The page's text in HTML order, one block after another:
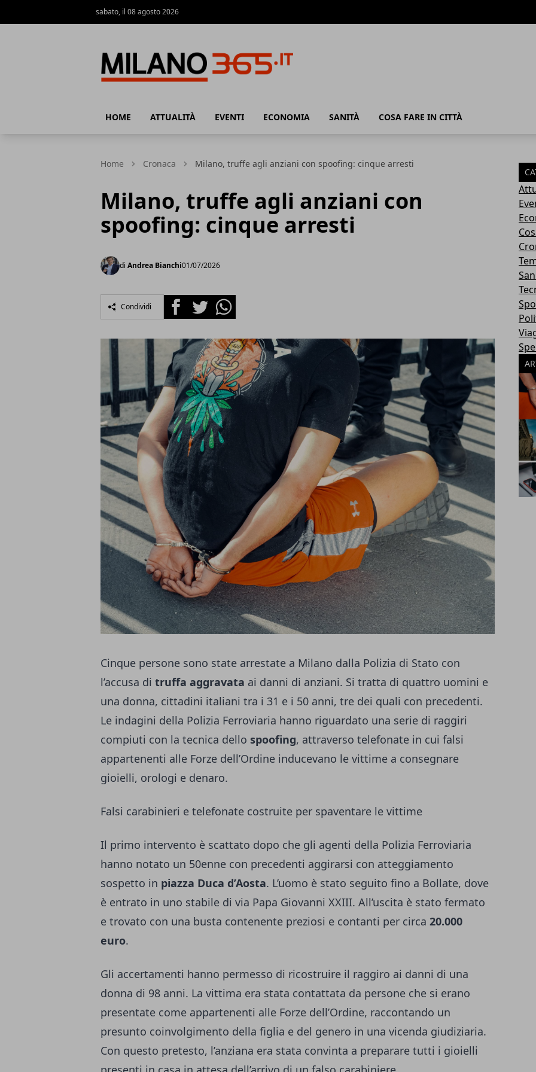
sabato, il 08 agosto 2026
HOME ATTUALITÀ EVENTI ECONOMIA SANITÀ COSA FARE IN CITTÀ
Home Cronaca Milano, truffe agli anziani con spoofing: cinque arresti
Milano, truffe agli anziani con
spoofing: cinque arresti
di Andrea Bianchi01/07/2026
Condividi FacebookTwitterWhatsapp
Cinque persone sono state arrestate a Milano dalla Polizia di Stato con
l’accusa di truffa aggravata ai danni di anziani. Si tratta di quattro uomini e
una donna, cittadini italiani tra i 31 e i 50 anni, tre dei quali con precedenti.
Le indagini della Polizia Ferroviaria hanno riguardato una serie di raggiri
compiuti con la tecnica dello spoofing, attraverso telefonate in cui falsi
appartenenti alle Forze dell’Ordine inducevano le vittime a consegnare
gioielli, orologi e denaro.
Falsi carabinieri e telefonate costruite per spaventare le vittime
Il primo intervento è scattato dopo che gli agenti della Polizia Ferroviaria
hanno notato un 50enne con precedenti aggirarsi con atteggiamento
sospetto in piazza Duca d’Aosta. L’uomo è stato seguito fino a Bollate, dove
è entrato in uno stabile di via Papa Giovanni XXIII. All’uscita è stato fermato
e trovato con una busta contenente preziosi e contanti per circa 20.000
euro.
Gli accertamenti hanno permesso di ricostruire il raggiro ai danni di una
donna di 98 anni. La vittima era stata contattata da persone che si erano
presentate come appartenenti alle Forze dell’Ordine, raccontando un
presunto coinvolgimento della figlia e del genero in una vicenda giudiziaria.
Con questo pretesto, l’anziana era stata convinta a preparare tutti i gioielli